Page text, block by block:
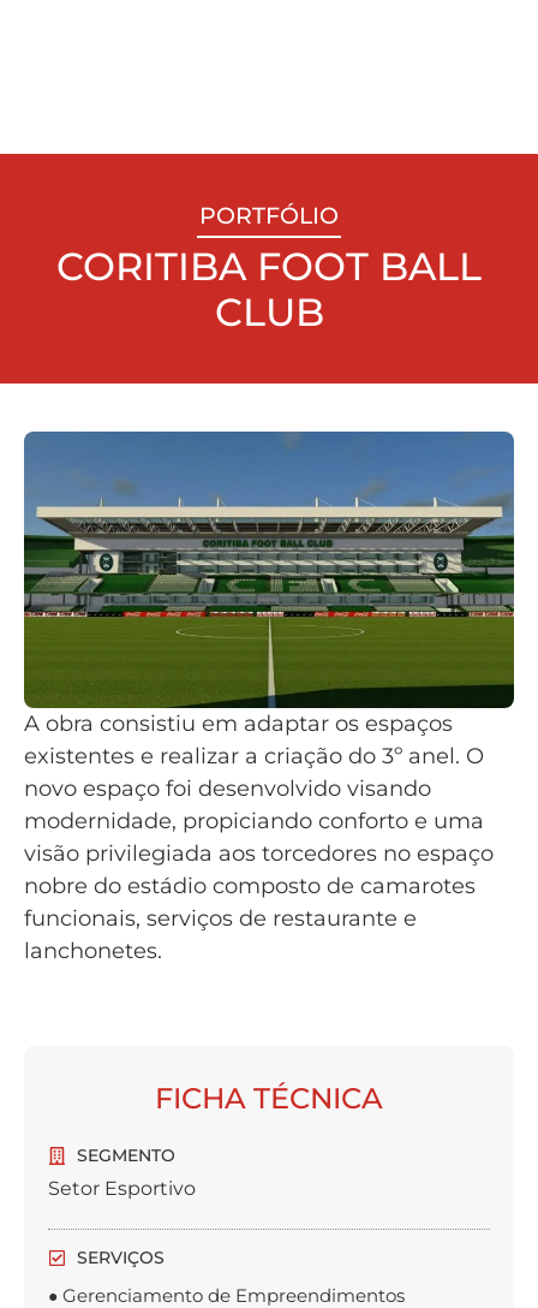
PORTFÓLIO
CORITIBA FOOT BALL
CLUB
A obra consistiu em adaptar os espaços
existentes e realizar a criação do 3º anel. O
novo espaço foi desenvolvido visando
modernidade, propiciando conforto e uma
visão privilegiada aos torcedores no espaço
nobre do estádio composto de camarotes
funcionais, serviços de restaurante e
lanchonetes.
FICHA TÉCNICA
SEGMENTO
Setor Esportivo
SERVIÇOS
● Gerenciamento de Empreendimentos